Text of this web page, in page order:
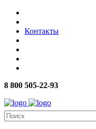
Контакты
8 800 505-22-93